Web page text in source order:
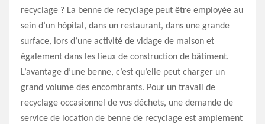
recyclage ? La benne de recyclage peut être employée au
sein d’un hôpital, dans un restaurant, dans une grande
surface, lors d’une activité de vidage de maison et
également dans les lieux de construction de bâtiment.
L’avantage d’une benne, c’est qu’elle peut charger un
grand volume des encombrants. Pour un travail de
recyclage occasionnel de vos déchets, une demande de
service de location de benne de recyclage est amplement